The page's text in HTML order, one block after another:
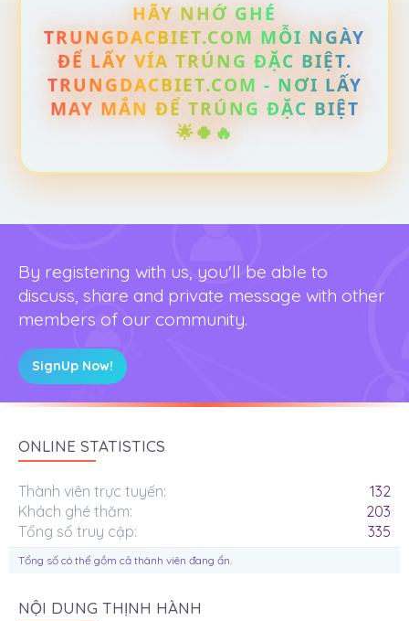
HÃY NHỚ GHÉ
TRUNGDACBIET.COM MỖI NGÀY
ĐỂ LẤY VÍA TRÚNG ĐẶC BIỆT.
TRUNGDACBIET.COM - NƠI LẤY
MAY MẮN ĐỂ TRÚNG ĐẶC BIỆT
🌟🍀🔥
By registering with us, you'll be able to
discuss, share and private message with other
members of our community.
SignUp Now!
ONLINE STATISTICS
Thành viên trực tuyến
132
Khách ghé thăm
203
Tổng số truy cập
335
Tổng số có thể gồm cả thành viên đang ẩn.
NỘI DUNG THỊNH HÀNH